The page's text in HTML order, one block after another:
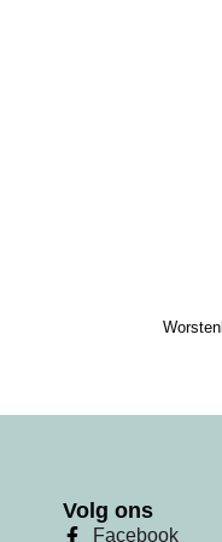
Volg ons
Facebook